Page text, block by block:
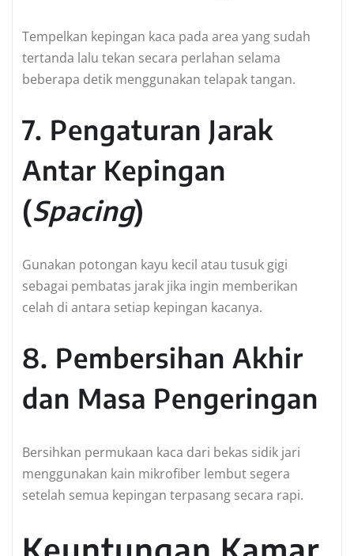
Tempelkan kepingan kaca pada area yang sudah
tertanda lalu tekan secara perlahan selama
beberapa detik menggunakan telapak tangan.
7. Pengaturan Jarak
Antar Kepingan
(Spacing)
Gunakan potongan kayu kecil atau tusuk gigi
sebagai pembatas jarak jika ingin memberikan
celah di antara setiap kepingan kacanya.
8. Pembersihan Akhir
dan Masa Pengeringan
Bersihkan permukaan kaca dari bekas sidik jari
menggunakan kain mikrofiber lembut segera
setelah semua kepingan terpasang secara rapi.